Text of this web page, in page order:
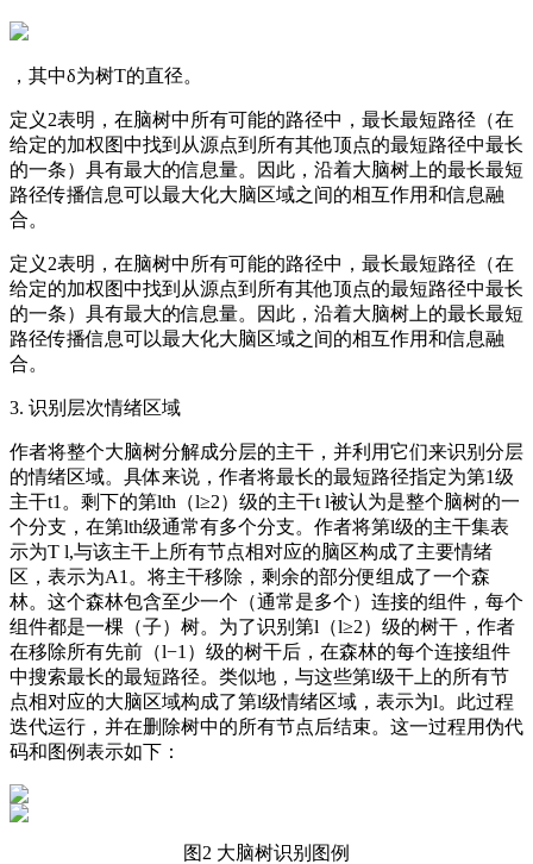
，其中δ为树T的直径。
定义2表明，在脑树中所有可能的路径中，最长最短路径（在
给定的加权图中找到从源点到所有其他顶点的最短路径中最长
的一条）具有最大的信息量。因此，沿着大脑树上的最长最短
路径传播信息可以最大化大脑区域之间的相互作用和信息融
合。
定义2表明，在脑树中所有可能的路径中，最长最短路径（在
给定的加权图中找到从源点到所有其他顶点的最短路径中最长
的一条）具有最大的信息量。因此，沿着大脑树上的最长最短
路径传播信息可以最大化大脑区域之间的相互作用和信息融
合。
3. 识别层次情绪区域
作者将整个大脑树分解成分层的主干，并利用它们来识别分层
的情绪区域。具体来说，作者将最长的最短路径指定为第1级
主干t1。剩下的第lth（l≥2）级的主干t l被认为是整个脑树的一
个分支，在第lth级通常有多个分支。作者将第l级的主干集表
示为T l,与该主干上所有节点相对应的脑区构成了主要情绪
区，表示为A1。将主干移除，剩余的部分便组成了一个森
林。这个森林包含至少一个（通常是多个）连接的组件，每个
组件都是一棵（子）树。为了识别第l（l≥2）级的树干，作者
在移除所有先前（l−1）级的树干后，在森林的每个连接组件
中搜索最长的最短路径。类似地，与这些第l级干上的所有节
点相对应的大脑区域构成了第l级情绪区域，表示为l。此过程
迭代运行，并在删除树中的所有节点后结束。这一过程用伪代
码和图例表示如下：
图2 大脑树识别图例